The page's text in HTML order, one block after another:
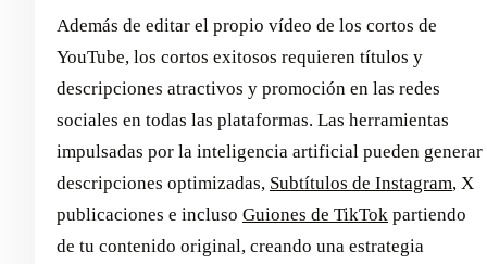
Además de editar el propio vídeo de los cortos de
YouTube, los cortos exitosos requieren títulos y
descripciones atractivos y promoción en las redes
sociales en todas las plataformas. Las herramientas
impulsadas por la inteligencia artificial pueden generar
descripciones optimizadas, Subtítulos de Instagram, X
publicaciones e incluso Guiones de TikTok partiendo
de tu contenido original, creando una estrategia